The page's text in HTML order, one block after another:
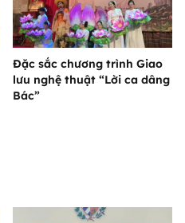
Đặc sắc chương trình Giao
lưu nghệ thuật “Lời ca dâng
Bác”